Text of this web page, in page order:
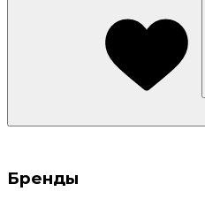
Бренды